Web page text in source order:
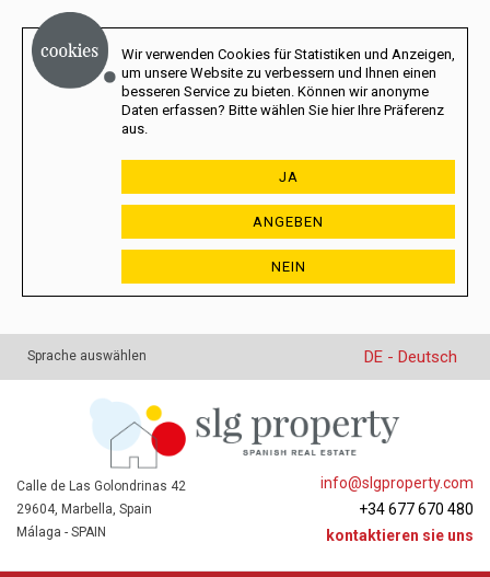
Wir verwenden Cookies für Statistiken und Anzeigen,
um unsere Website zu verbessern und Ihnen einen
besseren Service zu bieten. Können wir anonyme
Daten erfassen? Bitte wählen Sie hier Ihre Präferenz
aus.
JA
ANGEBEN
NEIN
Sprache auswählen DE - Deutsch
info@slgproperty.com
+34 677 670 480
kontaktieren sie uns
Calle de Las Golondrinas 42
29604, Marbella, Spain
Málaga - SPAIN